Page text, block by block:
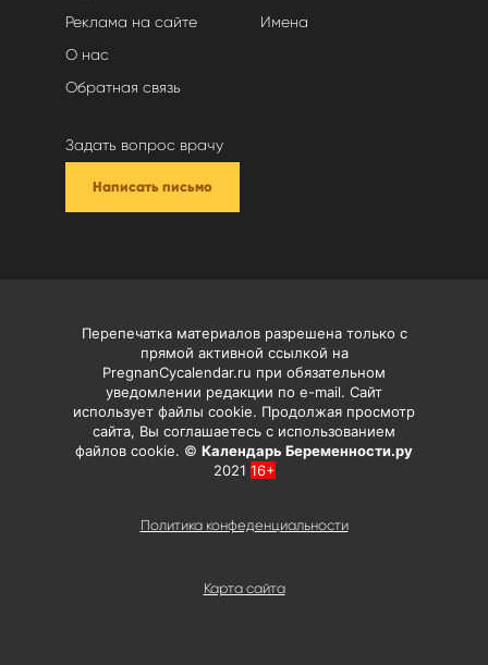
Реклама на сайте
О нас
Обратная связь
Имена
Задать вопрос врачу
Написать письмо
Карта сайта
Перепечатка материалов разрешена только с
прямой активной ссылкой на
PregnanCycalendar.ru при обязательном
уведомлении редакции по e-mail. Сайт
использует файлы cookie. Продолжая просмотр
сайта, Вы соглашаетесь с использованием
файлов cookie. © Календарь Беременности.ру
2021 16+
Политика конфеденциальности